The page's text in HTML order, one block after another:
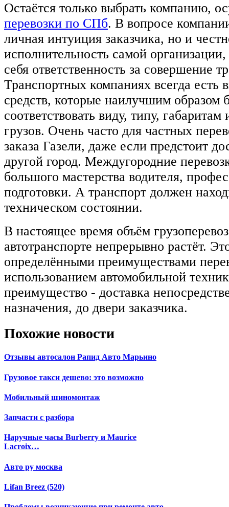
Остаётся только выбрать компанию,
перевозки по СПб. В вопросе
личная интуиция заказчика, но и
исполнительность самой организации,
себя ответственность за совершение
Транспортных компаниях всегда есть
средств, которые наилучшим образом
соответствовать виду, типу,
грузов. Очень часто для частных
заказа Газели, даже если предстоит
другой город. Междугородние
большого мастерства водителя,
подготовки. А транспорт должен
техническом состоянии.
В настоящее время объём
автотранспорте непрерывно растёт.
определёнными преимуществами
использованием автомобильной
преимущество - доставка
назначения, до двери заказчика.
Похожие новости
Отзывы автосалон Рапид Авто Марьино
Грузовое такси дешево: это возможно
Мобильный шиномонтаж
Запчасти с разбора
Наручные часы Burberry и Maurice
Lacroix…
Авто ру москва
Lifan Breez (520)